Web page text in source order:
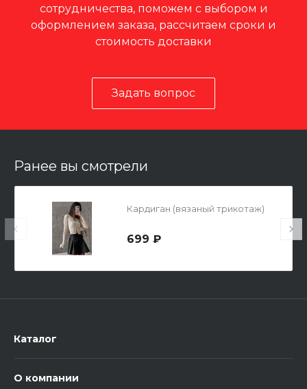
сотрудничества, поможем с выбором и
оформлением заказа, рассчитаем сроки и
стоимость доставки
Задать вопрос
Ранее вы смотрели
Кардиган (вязаный трикотаж)
699 ₽
Каталог
О компании